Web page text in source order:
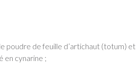
poudre de feuille d’artichaut (totum) et
en cynarine ;